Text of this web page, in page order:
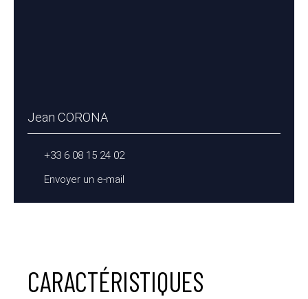
Jean CORONA
+33 6 08 15 24 02
Envoyer un e-mail
CARACTÉRISTIQUES